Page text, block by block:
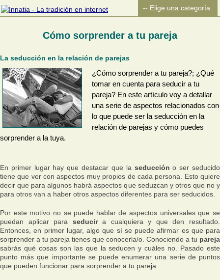
Cómo sorprender a tu pareja
La seducción en la relación de parejas
¿Cómo sorprender a tu pareja?; ¿Qué
tomar en cuenta para seducir a tu
pareja? En este artículo voy a detallar
una serie de aspectos relacionados con
lo que puede ser la seducción en la
relación de parejas y cómo puedes
sorprender a la tuya.
En primer lugar hay que destacar que la seduccióno ser seducido
tiene que ver con aspectos muy propios de cada persona. Esto quiere
decir que para algunos habrá aspectos que seduzcan y otros que no y
para otros van a haber otros aspectos diferentes para ser seducidos.
Por este motivo no se puede hablar de aspectos universales que se
puedan aplicar para seducira cualquiera y que den resultado.
Entonces, en primer lugar, algo que sí se puede afirmar es que para
sorprender a tu pareja tienes que conocerla/o. Conociendo a tu pareja
sabrás qué cosas son las que la seducen y cuáles no. Pasado este
punto más que importante se puede enumerar una serie de puntos
que pueden funcionar para sorprender a tu pareja: